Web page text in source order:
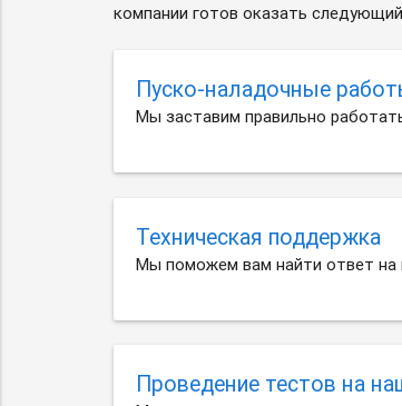
компании готов оказать следующий
Пуско-наладочные
Мы заставим правильно
Техническая поддержка
Мы поможем вам найти ответ на
Проведение тестов на